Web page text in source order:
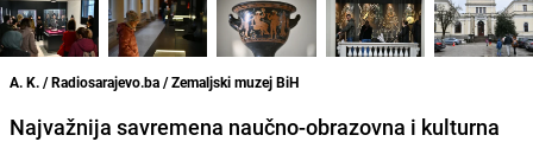
A. K. / Radiosarajevo.ba / Zemaljski muzej BiH
Najvažnija savremena naučno-obrazovna i kulturna